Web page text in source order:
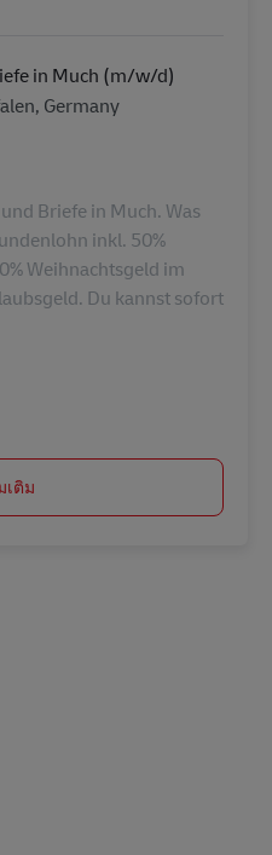
in Much (m/w/d)
Germany
Briefe in Much. Was
inkl. 50%
Weihnachtsgeld im
Du kannst sofort
เติม